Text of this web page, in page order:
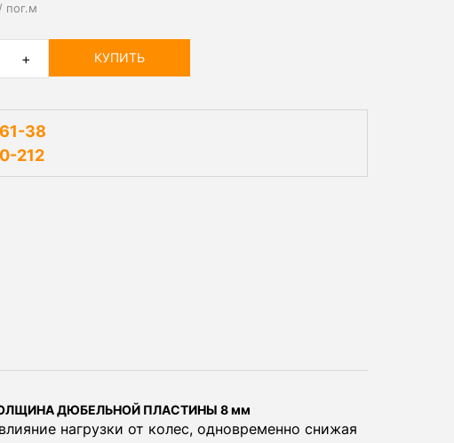
пог.м
+ КУПИТЬ
38
212
ДЮБЕЛЬНОЙ ПЛАСТИНЫ 8 мм
нагрузки от колес, одновременно снижая